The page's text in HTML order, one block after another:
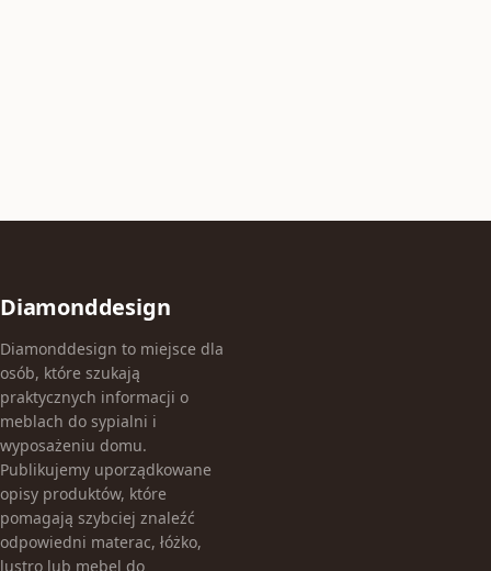
Diamonddesign
Diamonddesign to miejsce dla
osób, które szukają
praktycznych informacji o
meblach do sypialni i
wyposażeniu domu.
Publikujemy uporządkowane
opisy produktów, które
pomagają szybciej znaleźć
odpowiedni materac, łóżko,
lustro lub mebel do